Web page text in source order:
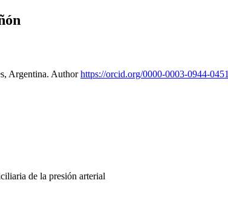
Argentina. Authorhttps://orcid.org/0000-0003-0944-0451
de la presión arterial